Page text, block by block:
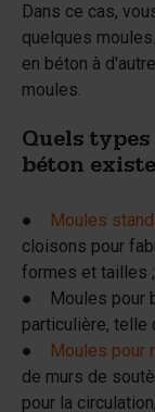
Dans ce cas,
quelques
en béton à
moules.
Quels
béton
● Moules
cloisons pour
formes et tailles ;
● Moules pour
particulière, telle
●
Moules pour
de murs de
pour la